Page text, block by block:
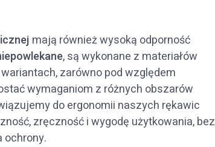
mają również wysoką odporność
, są wykonane z materiałów
zarówno pod względem
wymaganiom z różnych obszarów
do ergonomii naszych rękawic
zręczność i wygodę użytkowania, bez
ochrony.